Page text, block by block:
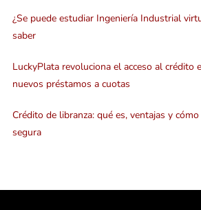
¿Se puede estudiar Ingeniería Industrial
saber
LuckyPlata revoluciona el acceso al crédito
nuevos préstamos a cuotas
Crédito de libranza: qué es, ventajas y
segura